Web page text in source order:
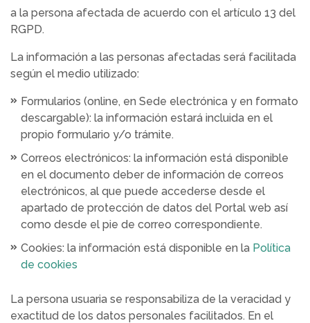
a la persona afectada de acuerdo con el artículo 13 del
RGPD.
La información a las personas afectadas será facilitada
según el medio utilizado:
Formularios (online, en Sede electrónica y en formato
descargable): la información estará incluida en el
propio formulario y/o trámite.
Correos electrónicos: la información está disponible
en el documento deber de información de correos
electrónicos, al que puede accederse desde el
apartado de protección de datos del Portal web así
como desde el pie de correo correspondiente.
Cookies: la información está disponible en la Política
de cookies
La persona usuaria se responsabiliza de la veracidad y
exactitud de los datos personales facilitados. En el